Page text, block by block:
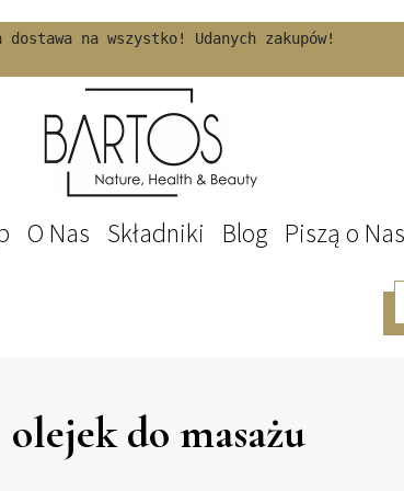
dostawa na wszystko! Udanych zakupów!
O Nas Składniki Blog Piszą o Nas
olejek do masażu